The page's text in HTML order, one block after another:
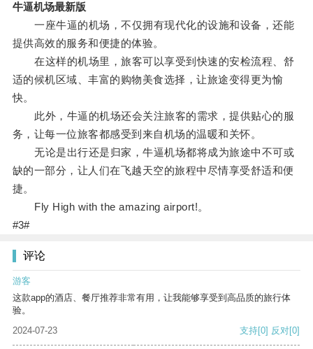
牛逼机场最新版
一座牛逼的机场，不仅拥有现代化的设施和设备，还能
提供高效的服务和便捷的体验。
在这样的机场里，旅客可以享受到快速的安检流程、舒
适的候机区域、丰富的购物美食选择，让旅途变得更为愉
快。
此外，牛逼的机场还会关注旅客的需求，提供贴心的服
务，让每一位旅客都感受到来自机场的温暖和关怀。
无论是出行还是归家，牛逼机场都将成为旅途中不可或
缺的一部分，让人们在飞越天空的旅程中尽情享受舒适和便
捷。
Fly High with the amazing airport!。
#3#
评论
游客
这款app的酒店、餐厅推荐非常有用，让我能够享受到高品质的旅行体
验。
2024-07-23
支持[0] 反对[0]